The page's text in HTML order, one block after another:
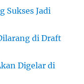
Sukses Jadi
di Draft
Digelar di